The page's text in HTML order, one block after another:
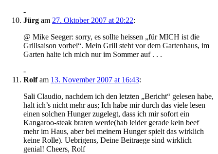
-
Jürg am 27. Oktober 2007 at 20:22:
@ Mike Seeger: sorry, es sollte heissen „für MICH ist die
Grillsaison vorbei“. Mein Grill steht vor dem Gartenhaus, im
Garten halte ich mich nur im Sommer auf . . .
-
Rolfam 13. November 2007 at 16:43:
Sali Claudio, nachdem ich den letzten „Bericht“ gelesen habe,
halt ich’s nicht mehr aus; Ich habe mir durch das viele lesen
einen solchen Hunger zugelegt, dass ich mir sofort ein
Kangaroo-steak braten werde(hab leider gerade kein beef
mehr im Haus, aber bei meinem Hunger spielt das wirklich
keine Rolle). Uebrigens, Deine Beitraege sind wirklich
genial! Cheers, Rolf